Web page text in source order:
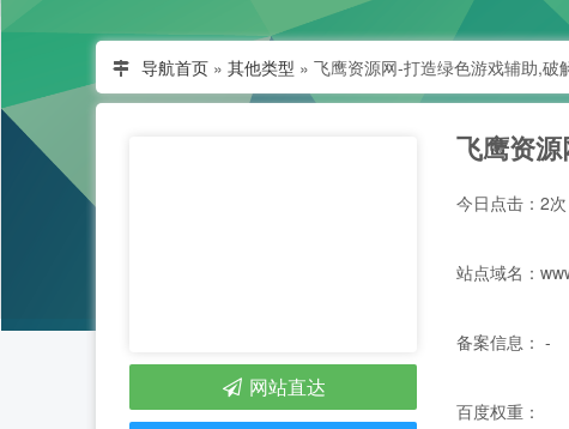
导航首页 » 其他类型 » 飞鹰资源网-打造绿色游戏辅助,破
今日点击：2次
站点域名：
备案信息： -
百度权重：
网站直达